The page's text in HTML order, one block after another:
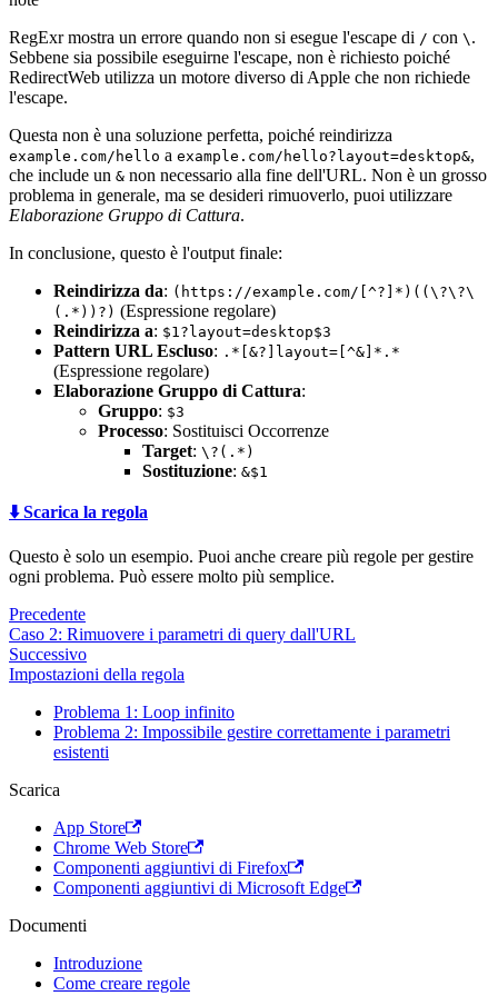
RegExr mostra un errore quando non si esegue l'escape di / con \ .
Sebbene sia possibile eseguirne l'escape, non è richiesto poiché
RedirectWeb utilizza un motore diverso di Apple che non richiede
l'escape.
Questa non è una soluzione perfetta, poiché reindirizza
example.com/hello a example.com/hello?layout=desktop&,
che include un & non necessario alla fine dell'URL. Non è un grosso
problema in generale, ma se desideri rimuoverlo, puoi utilizzare
Elaborazione Gruppo di Cattura.
In conclusione, questo è l'output finale:
Reindirizza da: (https://example.com/[^?]*)((\?\?\
(.*))?) (Espressione regolare)
Reindirizza a: $1?layout=desktop$3
Pattern URL Escluso: .*[&?]layout=[^&]*.*
(Espressione regolare)
Elaborazione Gruppo di Cattura:
Gruppo: $3
Processo: Sostituisci Occorrenze
Target: \?(.*)
Sostituzione: &$1
⬇️ Scarica la regola
Questo è solo un esempio. Puoi anche creare più regole per gestire
ogni problema. Può essere molto più semplice.
Precedente
Caso 2: Rimuovere i parametri di query dall'URL
Successivo
Impostazioni della regola
Problema 1: Loop infinito
Problema 2: Impossibile gestire correttamente i parametri
esistenti
Scarica
App Store
Chrome Web Store
Componenti aggiuntivi di Firefox
Componenti aggiuntivi di Microsoft Edge
Documenti
Introduzione
Come creare regole